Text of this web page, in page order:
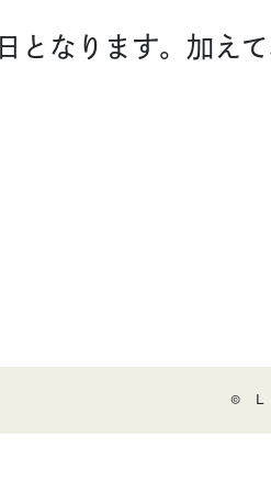
となります。加えて